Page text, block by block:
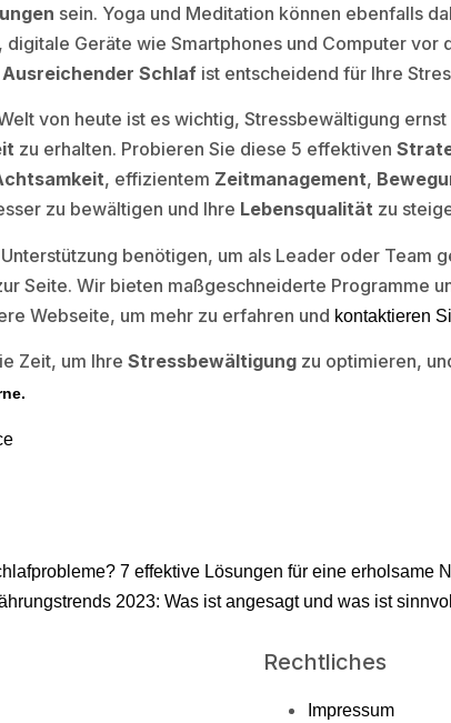
sein. Yoga und Meditation können ebenfalls
digitale Geräte wie Smartphones und Computer
Ausreichender Schlaf ist entscheidend für Ihre
von heute ist es wichtig, Stressbewältigung
zu erhalten. Probieren Sie diese 5 effektiven
, effizientem Zeitmanagement,
zu bewältigen und Ihre Lebensqualität zu
benötigen, um als Leader oder Team
Seite. Wir bieten maßgeschneiderte Programme
Webseite, um mehr zu erfahren und kontaktieren
Zeit, um Ihre Stressbewältigung zu optimieren,
7 effektive Lösungen für eine erholsame
2023: Was ist angesagt und was ist
Rechtliches
Impressum